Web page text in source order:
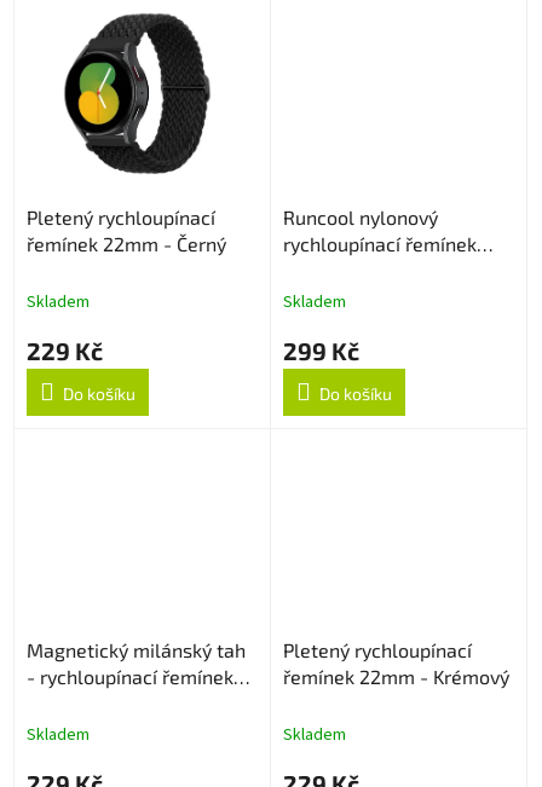
Pletený rychloupínací
řemínek 22mm - Černý
Skladem
229 Kč
Do košíku
Runcool nylonový
rychloupínací řemínek
Skladem
299 Kč
Do košíku
Magnetický milánský tah
- rychloupínací řemínek
Skladem
Pletený rychloupínací
řemínek 22mm - Krémový
Skladem